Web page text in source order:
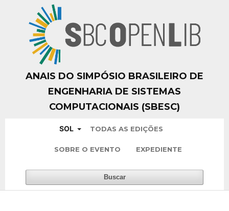
ANAIS DO SIMPÓSIO BRASILEIRO DE
ENGENHARIA DE SISTEMAS
COMPUTACIONAIS (SBESC)
SOL TODAS AS EDIÇÕES
SOBRE O EVENTO EXPEDIENTE
Buscar